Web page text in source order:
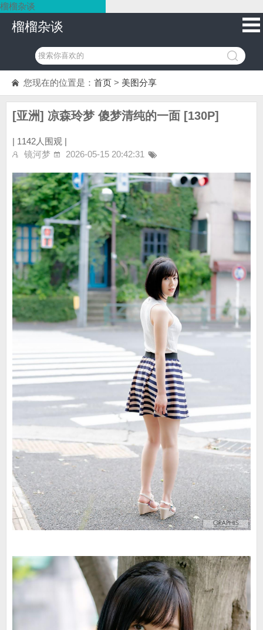
榴榴杂谈
榴榴杂谈
您现在的位置是： 首页 > 美图分享
[亚洲] 凉森玲梦 傻梦清纯的一面 [130P]
| 1142人围观 |
镜河梦
2026-05-15 20:42:31